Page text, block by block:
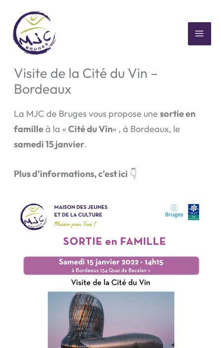
contenu
👨‍👩‍👧‍👦 Sortie en famille –
Visite de la Cité du Vin –
Bordeaux
La MJC de Bruges vous propose unesortie en
familleà la «Cité du Vin« , à Bordeaux, le
samedi 15 janvier.
Plus d’informations, c’est ici 👇